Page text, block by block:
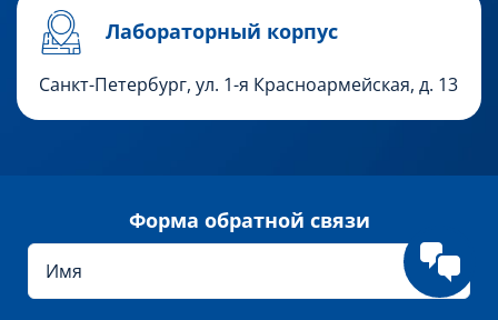
Лабораторный корпус
Санкт-Петербург, ул. 1-я Красноармейская, д. 13
Форма обратной связи